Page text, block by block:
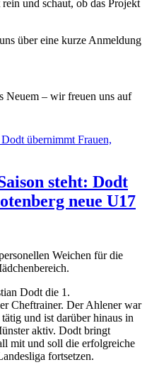
und schaut, ob das Projekt
über eine kurze Anmeldung
Neuem – wir freuen uns auf
steht: Dodt
neue U17
Weichen für die
Dodt die 1.
Cheftrainer. Der Ahlener war
und ist darüber hinaus in
aktiv. Dodt bringt
mit und soll die erfolgreiche
fortsetzen.